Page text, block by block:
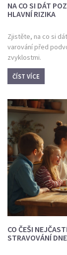
NA CO SI DÁT
HLAVNÍ RIZIKA
Zjistěte, na co si
varování před
zvyklostmi.
ČÍST VÍCE
CO ČEŠI
STRAVOVÁNÍ